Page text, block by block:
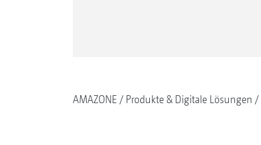
AMAZONE Produkte & Digitale Lösungen